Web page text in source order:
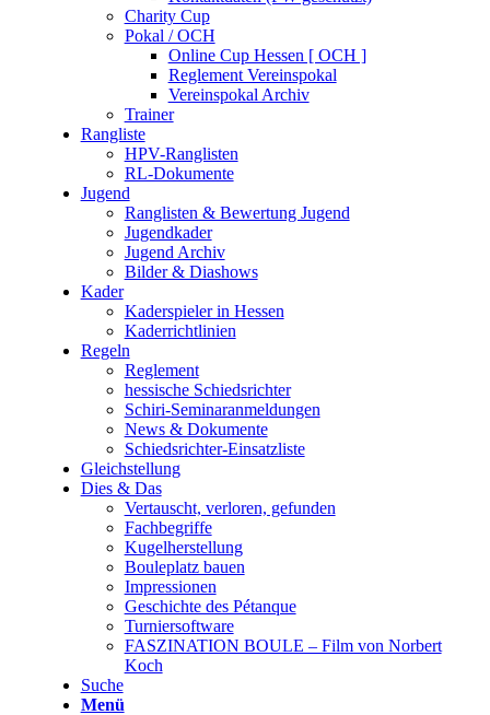
Charity Cup
Pokal / OCH
Online Cup Hessen [ OCH ]
Reglement Vereinspokal
Vereinspokal Archiv
Trainer
Rangliste
HPV-Ranglisten
RL-Dokumente
Jugend
Ranglisten & Bewertung Jugend
Jugendkader
Jugend Archiv
Bilder & Diashows
Kader
Kaderspieler in Hessen
Kaderrichtlinien
Regeln
Reglement
hessische Schiedsrichter
Schiri-Seminaranmeldungen
News & Dokumente
Schiedsrichter-Einsatzliste
Gleichstellung
Dies & Das
Vertauscht, verloren, gefunden
Fachbegriffe
Kugelherstellung
Bouleplatz bauen
Impressionen
Geschichte des Pétanque
Turniersoftware
FASZINATION BOULE – Film von Norbert
Koch
Suche
Menü